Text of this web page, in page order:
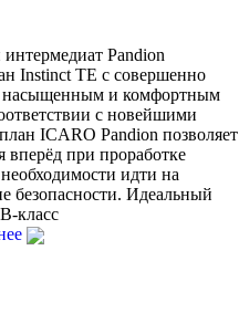
Pandion
Instinct TE с совершенно
насыщенным и комфортным
с новейшими
ICARO Pandion позволяет
вперёд при проработке
идти на
безопасности. Идеальный
класс